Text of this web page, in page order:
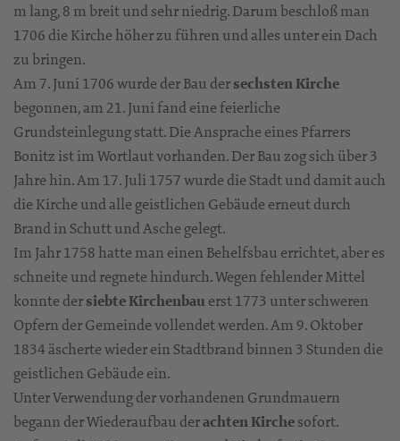
m lang, 8 m breit und sehr niedrig. Darum beschloß man
1706 die Kirche höher zu führen und alles unter ein Dach
zu bringen.
Am 7. Juni 1706 wurde der Bau dersechsten Kirche
begonnen, am 21. Juni fand eine feierliche
Grundsteinlegung statt. Die Ansprache eines Pfarrers
Bonitz ist im Wortlaut vorhanden. Der Bau zog sich über 3
Jahre hin. Am 17. Juli 1757 wurde die Stadt und damit auch
die Kirche und alle geistlichen Gebäude erneut durch
Brand in Schutt und Asche gelegt.
Im Jahr 1758 hatte man einen Behelfsbau errichtet, aber es
schneite und regnete hindurch. Wegen fehlender Mittel
konnte dersiebte Kirchenbauerst 1773 unter schweren
Opfern der Gemeinde vollendet werden. Am 9. Oktober
1834 äscherte wieder ein Stadtbrand binnen 3 Stunden die
geistlichen Gebäude ein.
Unter Verwendung der vorhandenen Grundmauern
begann der Wiederaufbau derachten Kirchesofort.